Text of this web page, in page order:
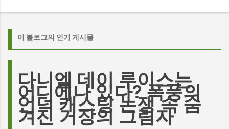
이 블로그의 인기 게시물
다니엘 데이 루이스는
어디에나 있다? 폭풍의
언덕 캐스팅 논쟁 속 숨
겨진 거장의 그림자